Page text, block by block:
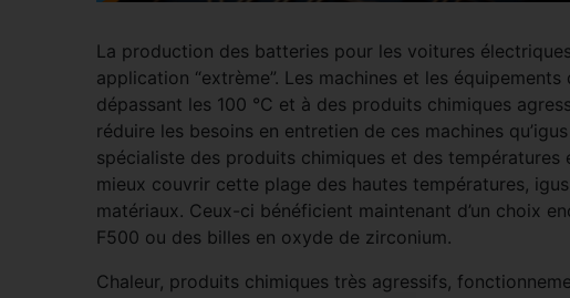
La production des batteries pour les voitures
application “extrème”. Les machines et les
dépassant les 100 °C et à des produits chimiques
réduire les besoins en entretien de ces machines
spécialiste des produits chimiques et des températures
mieux couvrir cette plage des hautes températures,
matériaux. Ceux-ci bénéficient maintenant d’un choix
F500 ou des billes en oxyde de zirconium.
Chaleur, produits chimiques très agressifs,